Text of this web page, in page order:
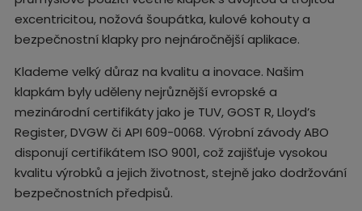
excentricitou, nožová šoupátka, kulové kohouty a
bezpečnostní klapky pro nejnáročnější aplikace.
Klademe velký důraz na kvalitu a inovace. Našim
klapkám byly uděleny nejrůznější evropské a
mezinárodní certifikáty jako je TUV, GOST R, Lloyd’s
Register, DVGW či API 609-0068. Výrobní závody ABO
disponují certifikátem ISO 9001, což zajišťuje vysokou
kvalitu výrobků a jejich životnost, stejně jako dodržování
bezpečnostních předpisů.